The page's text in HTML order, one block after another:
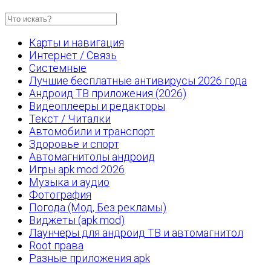
Карты и навигация
Интернет / Связь
Системные
Лучшие бесплатные антивирусы 2026 года
Андроид ТВ приложения (2026)
Видеоплееры и редакторы
Текст / Читалки
Автомобили и транспорт
Здоровье и спорт
Автомагнитолы андроид
Игры apk mod 2026
Музыка и аудио
Фотография
Погода (Мод, Без рекламы)
Виджеты (apk mod)
Лаунчеры для андроид ТВ и автомагнитол
Root права
Разные приложения apk